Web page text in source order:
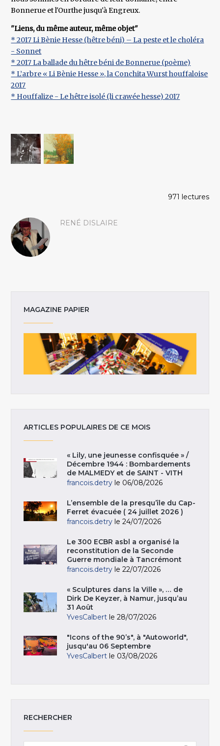
Bonnerue et l'Ourthe jusqu'à Engreux.
"Liens, du même auteur, même objet"
* 2017 Li Bènie Hesse (hêtre béni) – La peste et le choléra
- Sonnet
* 2017 La ballade du hêtre béni de Bonnerue (poème)
* L’arbre « Li Bènie Hesse », la Conchita Wurst houffaloise
2017
* Houffalize - Le hêtre isolé (li crawée hesse) 2017
971 lectures
RENÉ DISLAIRE
MAGAZINE PAPIER
ARTICLES POPULAIRES DE CE MOIS
« Lily, une jeunesse confisquée » /
Décembre 1944 : Bombardements
de MALMEDY et de SAINT - VITH
francois.detry le 06/08/2026
L’ensemble de la presqu’île du Cap-
Ferret évacuée ( 24 juillet 2026 )
francois.detry le 24/07/2026
Le 300 ECBR asbl a organisé la
reconstitution de la Seconde
Guerre mondiale à Tancrémont
francois.detry le 22/07/2026
« Sculptures dans la Ville », … de
Dirk De Keyzer, à Namur, jusqu’au
31 Août
YvesCalbert le 28/07/2026
"Icons of the 90’s", à "Autoworld",
jusqu'au 06 Septembre
YvesCalbert le 03/08/2026
RECHERCHER